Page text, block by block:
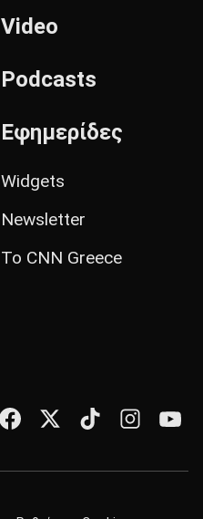
Video
Podcasts
Εφημερίδες
Widgets
Newsletter
Το CNN Greece